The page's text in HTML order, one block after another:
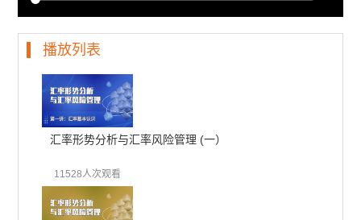
播放列表
汇率形势分析与汇率风险管理 (一）
11528人次观看